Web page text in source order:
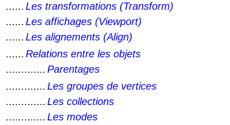
...... Les transformations (Transform)
...... Les affichages (Viewport)
...... Les alignements (Align)
...... Relations entre les objets
............. Parentages
............. Les groupes de vertices
............. Les collections
............. Les modes